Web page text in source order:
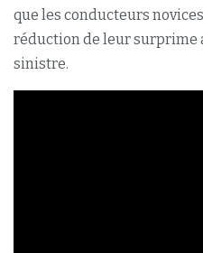
que les conducteurs
réduction de leur surprime
sinistre.